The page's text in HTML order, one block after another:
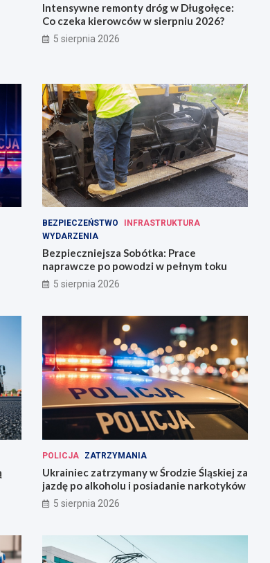
Intensywne remonty dróg w Długołęce:
Co czeka kierowców w sierpniu 2026?
5 sierpnia 2026
BEZPIECZEŃSTWO
INFRASTRUKTURA
WYDARZENIA
Bezpieczniejsza Sobótka: Prace
naprawcze po powodzi w pełnym toku
5 sierpnia 2026
POLICJA ZATRZYMANIA
Ukrainiec zatrzymany w Środzie Śląskiej za
jazdę po alkoholu i posiadanie narkotyków
5 sierpnia 2026